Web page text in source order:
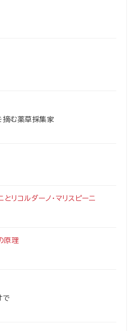
摘む薬草採集家
とリコルダーノ・マリスピーニ
原理
で